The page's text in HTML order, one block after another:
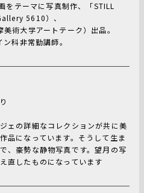
テーマに写真制作、「STILL
5610）、
術大学アートテーク）出品。
科非常勤講師。
ェの詳細なコレクションが共に美
品になっています。そうして生ま
、豪勢な静物写真です。望月の写
直したものになっています